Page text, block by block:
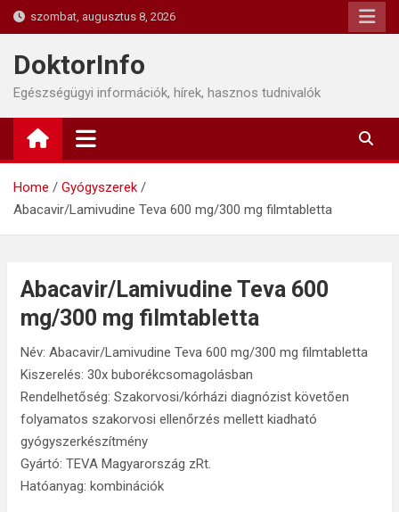
Skip
to
content
szombat, augusztus 8, 2026
DoktorInfo
Egészségügyi információk, hírek, hasznos tudnivalók
Home
Gyógyszerek
Abacavir/Lamivudine Teva 600 mg/300 mg filmtabletta
Abacavir/Lamivudine Teva 600
mg/300 mg filmtabletta
Név: Abacavir/Lamivudine Teva 600 mg/300 mg filmtabletta
Kiszerelés: 30x buborékcsomagolásban
Rendelhetőség: Szakorvosi/kórházi diagnózist követően
folyamatos szakorvosi ellenőrzés mellett kiadható
gyógyszerkészítmény
Gyártó: TEVA Magyarország zRt.
Hatóanyag: kombinációk